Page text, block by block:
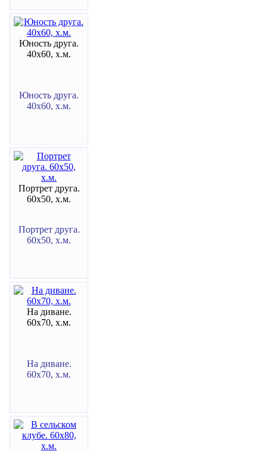
Юность друга.
40х60, х.м.
Юность друга.
40х60, х.м.
Портрет друга.
60х50, х.м.
Портрет друга.
60х50, х.м.
На диване.
60х70, х.м.
На диване.
60х70, х.м.